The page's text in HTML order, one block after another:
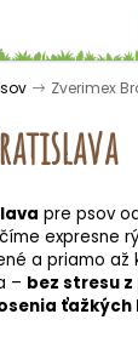
Zverimex
pre psov
expresne
a priamo až
– bez stresu
ťažkých